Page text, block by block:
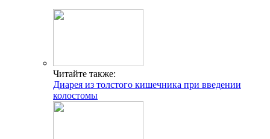
Читайте также:
Диарея из толстого кишечника при введении
колостомы